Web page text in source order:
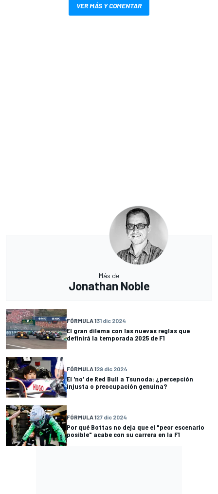
VER MÁS Y COMENTAR
Más de
Jonathan Noble
FÓRMULA 131 dic 2024
El gran dilema con las nuevas reglas que
definirá la temporada 2025 de F1
FÓRMULA 129 dic 2024
El 'no' de Red Bull a Tsunoda: ¿percepción
injusta o preocupación genuina?
FÓRMULA 127 dic 2024
Por qué Bottas no deja que el "peor escenario
posible" acabe con su carrera en la F1